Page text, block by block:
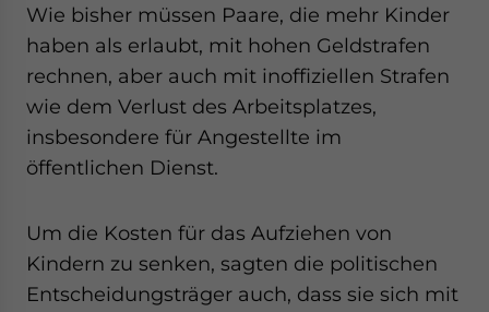
Wie bisher müssen Paare, die mehr Kinder
haben als erlaubt, mit hohen Geldstrafen
rechnen, aber auch mit inoffiziellen Strafen
wie dem Verlust des Arbeitsplatzes,
insbesondere für Angestellte im
öffentlichen Dienst.
Um die Kosten für das Aufziehen von
Kindern zu senken, sagten die politischen
Entscheidungsträger auch, dass sie sich mit